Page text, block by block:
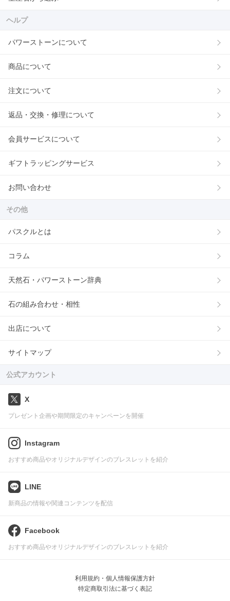
ヘルプ
パワーストーンについて
商品について
注文について
返品・交換・修理について
会員サービスについて
ギフトラッピングサービス
お問い合わせ
その他
パスクルとは
コラム
天然石・パワーストーン辞典
石の組み合わせ・相性
出店について
サイトマップ
公式アカウント
X
プレゼント企画や期間限定のキャンペーンを開催
Instagram
おすすめ商品やオリジナルデザインのブレスレットを紹介
LINE
新商品の情報や関連コンテンツを配信
Facebook
おすすめ商品やオリジナルデザインのブレスレットを紹介
利用規約・個人情報保護方針
特定商取引法に基づく表記